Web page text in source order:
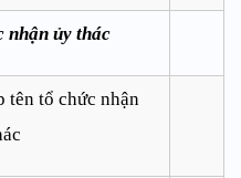
nhận ủy thác
tên tổ chức nhận